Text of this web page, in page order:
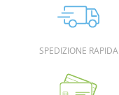
SPEDIZIONE RAPIDA